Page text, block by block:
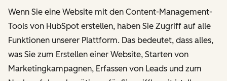
Wenn Sie eine Website mit den Content-Management-
Tools von HubSpot erstellen, haben Sie Zugriff auf alle
Funktionen unserer Plattform. Das bedeutet, dass alles,
was Sie zum Erstellen einer Website, Starten von
Marketingkampagnen, Erfassen von Leads und zum